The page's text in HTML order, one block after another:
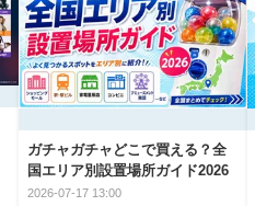
ガチャガチャどこで買える？全
国エリア別設置場所ガイド2026
2026-07-17 13:00